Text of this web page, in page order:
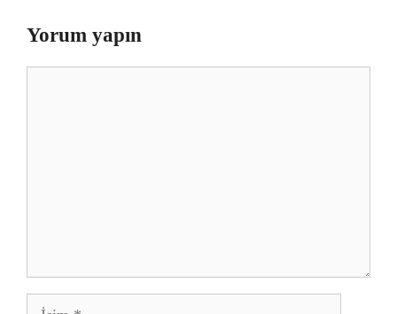
Yorum yapın
İsim